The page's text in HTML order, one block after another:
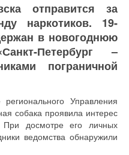
отправится за
наркотиков. 19-
в новогоднюю
Петербург –
пограничной
Управления
собака проявила интерес
досмотре его личных
ведомства обнаружили